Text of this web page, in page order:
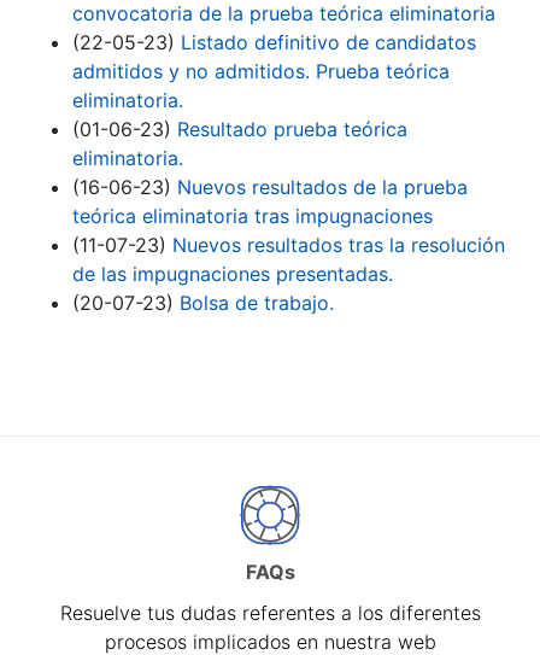
convocatoria de la prueba teórica eliminatoria
(22-05-23) Listado definitivo de candidatos
admitidos y no admitidos. Prueba teórica
eliminatoria.
(01-06-23) Resultado prueba teórica
eliminatoria.
(16-06-23) Nuevos resultados de la prueba
teórica eliminatoria tras impugnaciones
(11-07-23) Nuevos resultados tras la resolución
de las impugnaciones presentadas.
(20-07-23) Bolsa de trabajo.
FAQs
Resuelve tus dudas referentes a los diferentes
procesos implicados en nuestra web